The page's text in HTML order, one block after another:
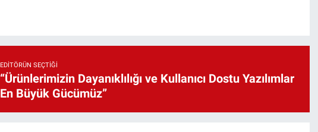
EDITÖRÜN SEÇTIĞI
“Ürünlerimizin Dayanıklılığı ve Kullanıcı Dostu Yazılımlar
En Büyük Gücümüz”